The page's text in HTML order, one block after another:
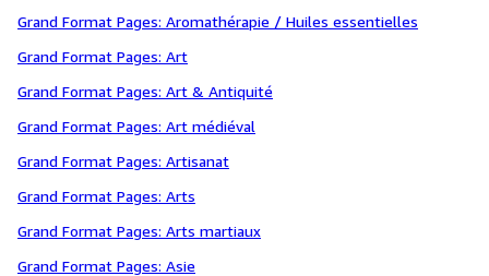
Grand Format Pages: Aromathérapie / Huiles essentielles
Grand Format Pages: Art
Grand Format Pages: Art & Antiquité
Grand Format Pages: Art médiéval
Grand Format Pages: Artisanat
Grand Format Pages: Arts
Grand Format Pages: Arts martiaux
Grand Format Pages: Asie